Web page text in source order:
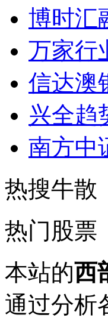
博时汇
万家行
信达澳
兴全趋
南方中
热搜牛散
热门股票
本站的西
通过分析